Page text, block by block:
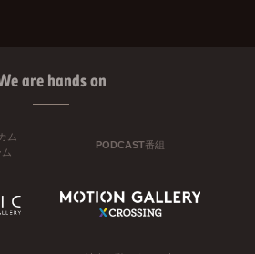
are hands on
ム
PODCAST番組